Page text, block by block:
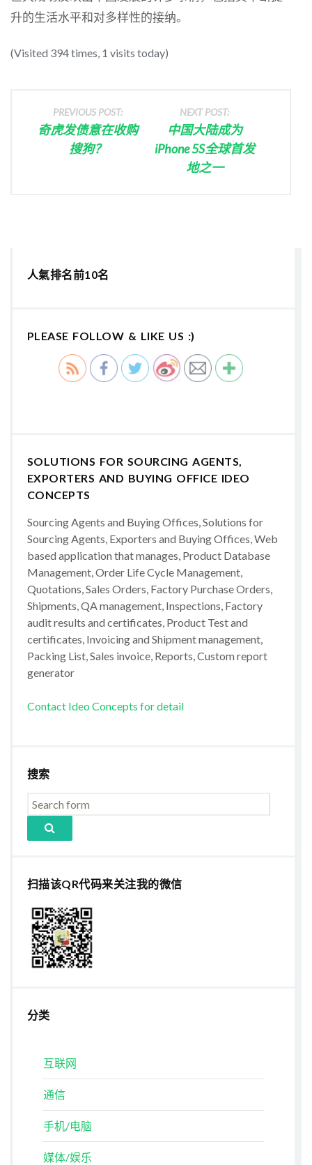
升的生活水平和对多样性的接纳。
(Visited 394 times, 1 visits today)
PREVIOUS POST:
奇虎发债意在收购
搜狗？
NEXT POST:
中国大陆成为
iPhone 5S全球首发
地之一
人氣排名前10名
PLEASE FOLLOW & LIKE US :)
SOLUTIONS FOR SOURCING AGENTS,
EXPORTERS AND BUYING OFFICE IDEO
CONCEPTS
Sourcing Agents and Buying Offices, Solutions for
Sourcing Agents, Exporters and Buying Offices, Web
based application that manages, Product Database
Management, Order Life Cycle Management,
Quotations, Sales Orders, Factory Purchase Orders,
Shipments, QA management, Inspections, Factory
audit results and certificates, Product Test and
certificates, Invoicing and Shipment management,
Packing List, Sales invoice, Reports, Custom report
generator
Contact Ideo Concepts for detail
搜索
扫描该QR代码来关注我的微信
分类
互联网
通信
手机/电脑
媒体/娱乐